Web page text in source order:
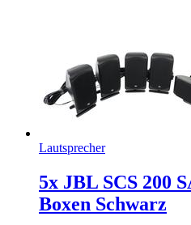
Lautsprecher
5x JBL SCS 200
Boxen Schwarz